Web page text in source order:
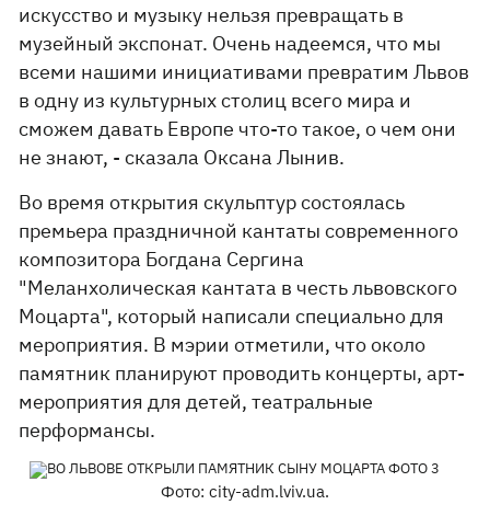
искусство и музыку нельзя превращать в
музейный экспонат. Очень надеемся, что мы
всеми нашими инициативами превратим Львов
в одну из культурных столиц всего мира и
сможем давать Европе что-то такое, о чем они
не знают, - сказала Оксана Лынив.
Во время открытия скульптур состоялась
премьера праздничной кантаты современного
композитора Богдана Сергина
"Меланхолическая кантата в честь львовского
Моцарта", который написали специально для
мероприятия. В мэрии отметили, что около
памятник планируют проводить концерты, арт-
мероприятия для детей, театральные
перформансы.
Фото: city-adm.lviv.ua.